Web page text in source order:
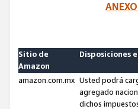
Sitio de
Amazon
Disposiciones
amazon.com.mx Usted podrá
agregado
dichos